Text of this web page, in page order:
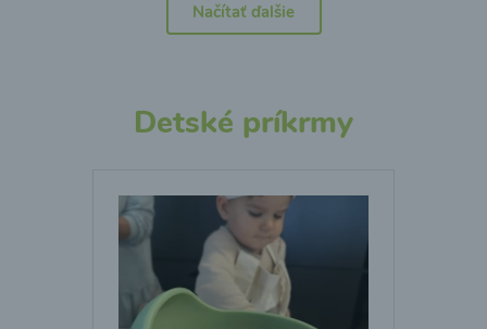
Načítať ďalšie
Detské príkrmy